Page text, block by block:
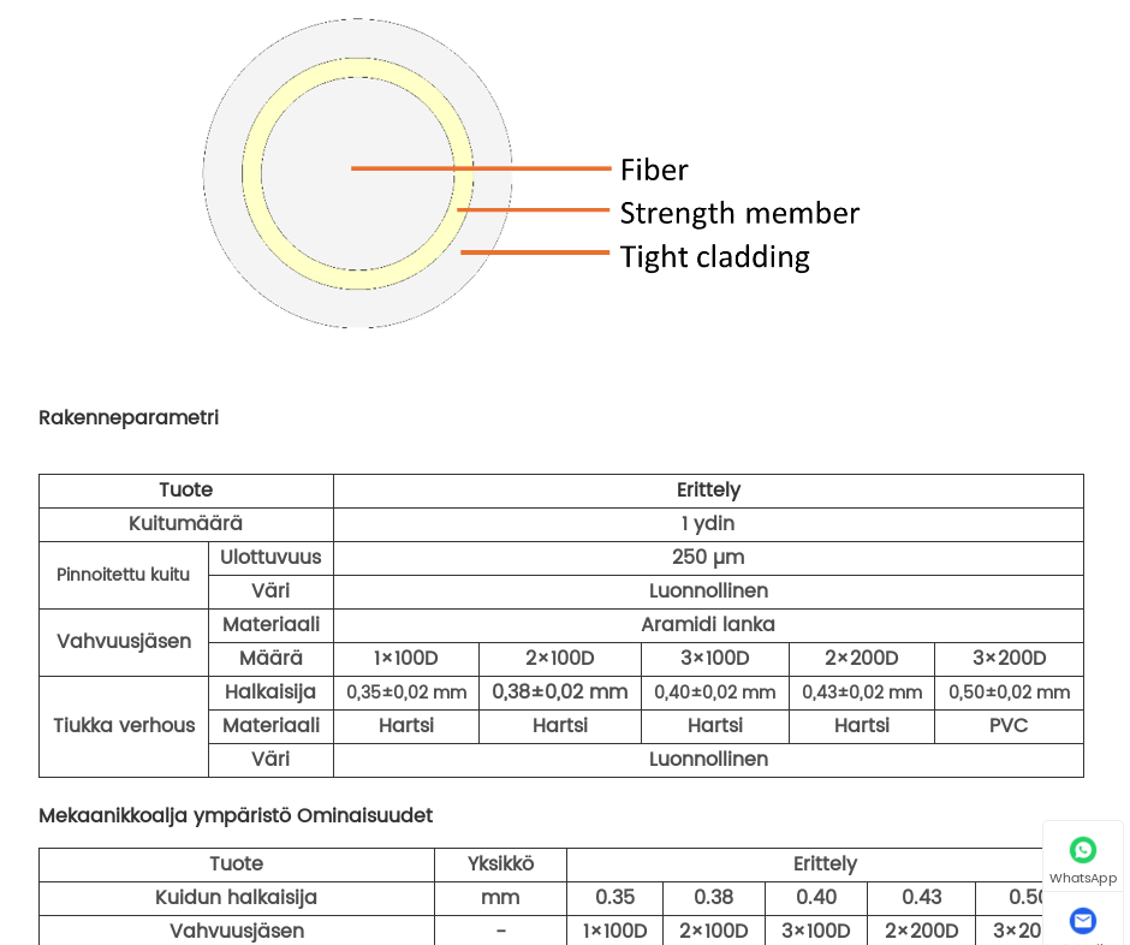
Rakenneparametri
Tuote
Erittely
Kuitumäärä
1 ydin
Pinnoitettu kuitu
Ulottuvuus
250 µm
Väri
Luonnollinen
Vahvuusjäsen
Materiaali
Aramidi lanka
Määrä
1×100D 2×100D 3×100D 2×200D 3×200D
Tiukka verhous
Halkaisija 0,35±0,02 mm 0,38±0,02 mm 0,40±0,02 mm 0,43±0,02 mm 0,50±0,02 mm
Materiaali Hartsi Hartsi Hartsi Hartsi
PVC
Väri
Luonnollinen
Mekaanikkoalja ympäristöOminaisuudet
Tuote
Yksikkö
Erittely
Kuidun halkaisija
mm 0.35 0.38 0.40 0.43
0.50
Vahvuusjäsen
- 1×100D 2×100D 3×100D 2×200D
3×200D
WhatsApp